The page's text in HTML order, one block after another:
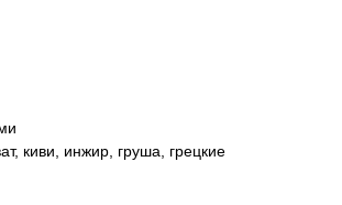
киви, инжир, груша, грецкие